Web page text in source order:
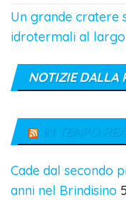
Un grande cratere
idrotermali al
NOTIZIE DALLA
IN TEMPO
Cade dal secondo
anni nel Brindisino